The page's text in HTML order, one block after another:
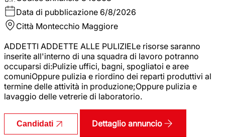
Data di pubblicazione 6/8/2026
Città Montecchio Maggiore
ADDETTI ADDETTE ALLE PULIZIELe risorse saranno
inserite all'interno di una squadra di lavoro potranno
occuparsi di:Pulizie uffici, bagni, spogliatoi e aree
comuniOppure pulizia e riordino dei reparti produttivi al
termine delle attività in produzione;Oppure pulizia e
lavaggio delle vetrerie di laboratorio.
Candidati Dettaglio annuncio